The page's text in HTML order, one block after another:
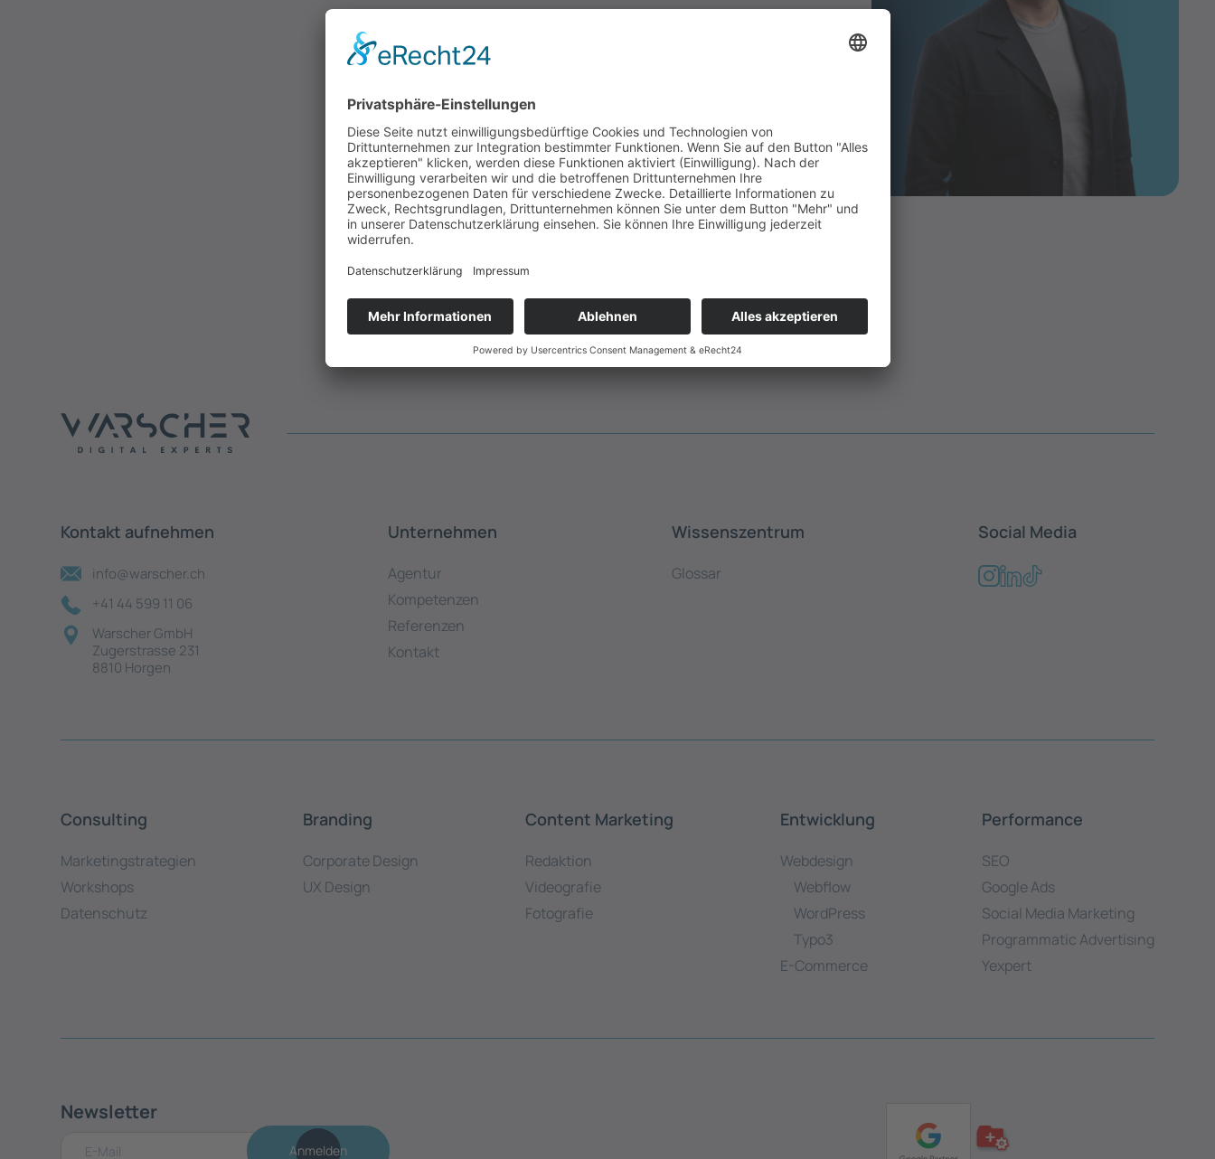
Kontakt aufnehmen
info@warscher.ch
+41 44 599 11 06
Warscher GmbH
Zugerstrasse 231
8810 Horgen
Unternehmen
Agentur
Kompetenzen
Referenzen
Kontakt
Wissenszentrum
Glossar
Social Media
Consulting
Marketingstrategien
Workshops
Datenschutz
Branding
Corporate Design
UX Design
Content Marketing
Redaktion
Videografie
Fotografie
Entwicklung
Webdesign
Webflow
WordPress
Typo3
E-Commerce
Performance
SEO
Google Ads
Social Media Marketing
Programmatic Advertising
Yexpert
Newsletter
Anmelden